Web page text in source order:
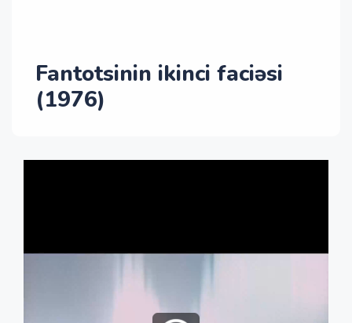
Fantotsinin ikinci faciəsi
(1976)